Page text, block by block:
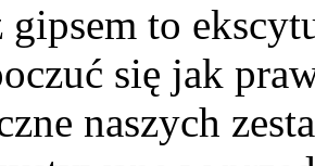
gipsem to
się jak
naszych